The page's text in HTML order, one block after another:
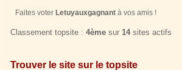
Faites voter Letuyauxgagnant à vos amis !
Classement topsite : 4ème sur 14sites actifs
Trouver le site sur le topsite